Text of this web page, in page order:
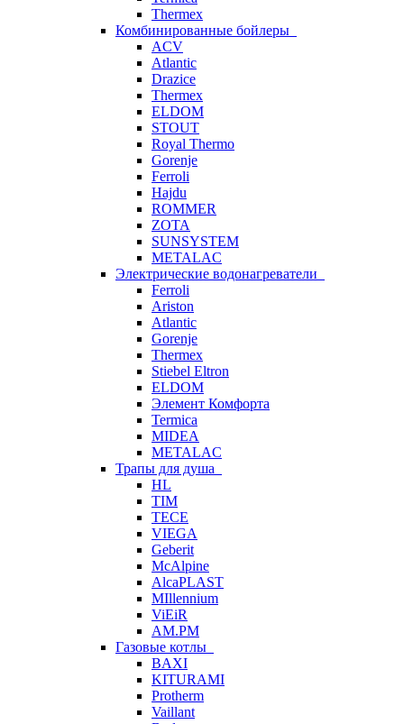
Thermex
Комбинированные бойлеры
ACV
Atlantic
Drazice
Thermex
ELDOM
STOUT
Royal Thermo
Gorenje
Ferroli
Hajdu
ROMMER
ZOTA
SUNSYSTEM
METALAC
Электрические водонагреватели
Ferroli
Ariston
Atlantic
Gorenje
Thermex
Stiebel Eltron
ELDOM
Элемент Комфорта
Termica
MIDEA
METALAC
Трапы для душа
HL
TIM
TECE
VIEGA
Geberit
McAlpine
AlcaPLAST
MIllennium
ViEiR
AM.PM
Газовые котлы
BAXI
KITURAMI
Protherm
Vaillant